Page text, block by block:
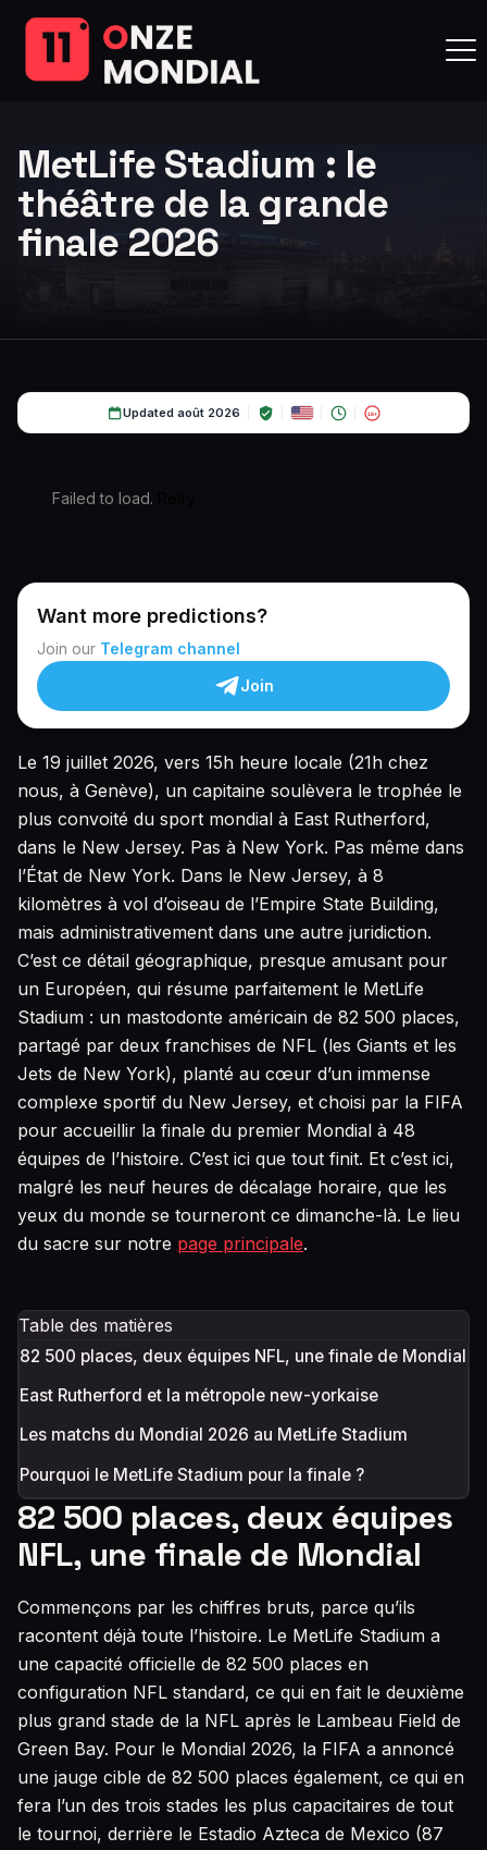
MetLife Stadium : le
théâtre de la grande
finale 2026
Updated août 2026 18+
Failed to load.
Want more predictions?
Join our Telegram channel
Join
Le 19 juillet 2026, vers 15h heure locale (21h chez
nous, à Genève), un capitaine soulèvera le trophée le
plus convoité du sport mondial à East Rutherford,
dans le New Jersey. Pas à New York. Pas même dans
l’État de New York. Dans le New Jersey, à 8
kilomètres à vol d’oiseau de l’Empire State Building,
mais administrativement dans une autre juridiction.
C’est ce détail géographique, presque amusant pour
un Européen, qui résume parfaitement le MetLife
Stadium : un mastodonte américain de 82 500 places,
partagé par deux franchises de NFL (les Giants et les
Jets de New York), planté au cœur d’un immense
complexe sportif du New Jersey, et choisi par la FIFA
pour accueillir la finale du premier Mondial à 48
équipes de l’histoire. C’est ici que tout finit. Et c’est ici,
malgré les neuf heures de décalage horaire, que les
yeux du monde se tourneront ce dimanche-là. Le lieu
du sacre sur notre page principale.
Table des matières
82 500 places, deux équipes NFL, une finale de Mondial
East Rutherford et la métropole new-yorkaise
Les matchs du Mondial 2026 au MetLife Stadium
Pourquoi le MetLife Stadium pour la finale ?
82 500 places, deux équipes
NFL, une finale de Mondial
Commençons par les chiffres bruts, parce qu’ils
racontent déjà toute l’histoire. Le MetLife Stadium a
une capacité officielle de 82 500 places en
configuration NFL standard, ce qui en fait le deuxième
plus grand stade de la NFL après le Lambeau Field de
Green Bay. Pour le Mondial 2026, la FIFA a annoncé
une jauge cible de 82 500 places également, ce qui en
fera l’un des trois stades les plus capacitaires de tout
le tournoi, derrière le Estadio Azteca de Mexico (87